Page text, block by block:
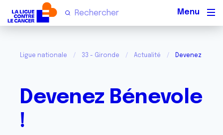
Ligue nationale 33 - Gironde Actualité Devenez
Devenez Bénevole
!